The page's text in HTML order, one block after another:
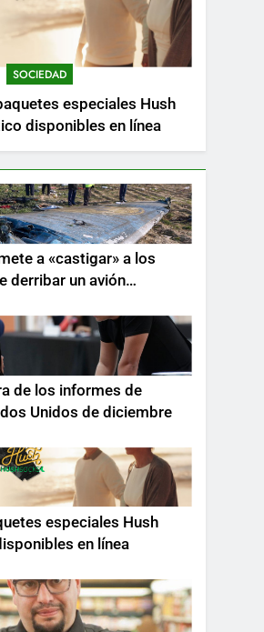
SOCIEDAD
especiales Hush
disponibles en línea
a «castigar» a los
derribar un avión
se realizan arrestos
de los informes de
Unidos de diciembre
especiales Hush
en línea